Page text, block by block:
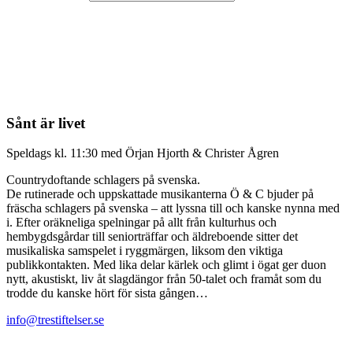
Sånt är livet
Speldags kl. 11:30 med Örjan Hjorth & Christer Ågren
Countrydoftande schlagers på svenska.
De rutinerade och uppskattade musikanterna Ö & C bjuder på
fräscha schlagers på svenska – att lyssna till och kanske nynna med
i. Efter oräkneliga spelningar på allt från kulturhus och
hembygdsgårdar till seniorträffar och äldreboende sitter det
musikaliska samspelet i ryggmärgen, liksom den viktiga
publikkontakten. Med lika delar kärlek och glimt i ögat ger duon
nytt, akustiskt, liv åt slagdängor från 50-talet och framåt som du
trodde du kanske hört för sista gången…
info@trestiftelser.se